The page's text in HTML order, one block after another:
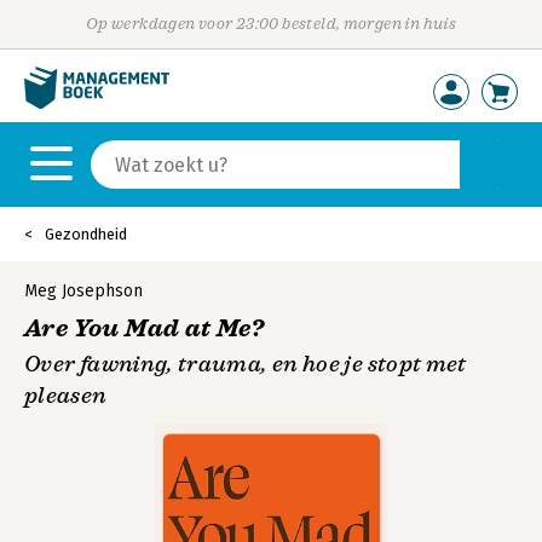
Op werkdagen voor 23:00 besteld, morgen in huis
Gezondheid
Meg Josephson
Are You Mad at Me?
Over fawning, trauma, en hoe je stopt met
pleasen